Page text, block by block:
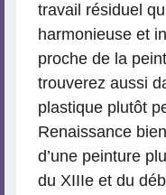
travail résiduel
harmonieuse et
proche de la
trouverez aussi
plastique plutôt
Renaissance
d’une peinture
du XIIIe et du